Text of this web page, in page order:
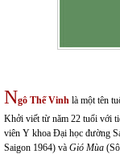
Ngô Thế Vinh là một tên
Khởi viết từ năm 22 tuổi với
viên Y khoa Đại học đường
Saigon 1964) và Gió Mùa